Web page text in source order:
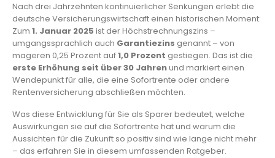
Nach drei Jahrzehnten kontinuierlicher Senkungen erlebt die
deutsche Versicherungswirtschaft einen historischen Moment:
Zum 1. Januar 2025 ist der Höchstrechnungszins –
umgangssprachlich auch Garantiezins genannt – von
mageren 0,25 Prozent auf1,0 Prozent gestiegen. Das ist die
erste Erhöhung seit über 30 Jahrenund markiert einen
Wendepunkt für alle, die eine Sofortrente oder andere
Rentenversicherung abschließen möchten.
Was diese Entwicklung für Sie als Sparer bedeutet, welche
Auswirkungen sie auf die Sofortrente hat und warum die
Aussichten für die Zukunft so positiv sind wie lange nicht mehr
– das erfahren Sie in diesem umfassenden Ratgeber.